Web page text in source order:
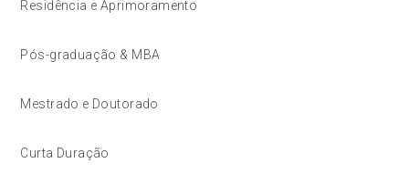
Residência e Aprimoramento
Pós-graduação & MBA
Mestrado e Doutorado
Curta Duração